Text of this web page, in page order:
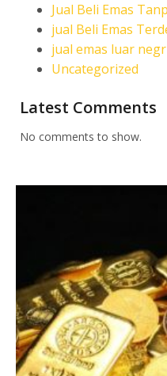
Jual Beli Emas
jual Beli Emas
jual emas luar
Uncategorized
Latest Comments
No comments to show.